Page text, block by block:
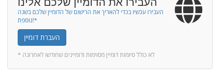
העבירו עכשיו בכדי להאריך את הרישום של הדומיין שלכם בשנה
נוספת!*
העברת דומיין
* לא כולל סיומות דומיין מסוימות ודומיינים שחודשו לאחרונה